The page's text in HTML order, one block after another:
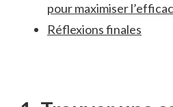
pour maximiser
Réflexions finales